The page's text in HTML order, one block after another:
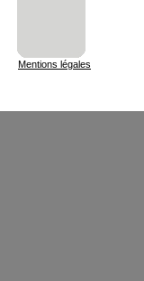
Mentions légales